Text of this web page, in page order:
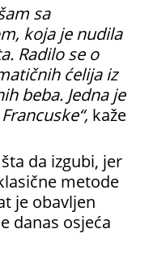
sa
koja je nudila
Radilo se o
ćelija iz
beba. Jedna je
kaže
da izgubi, jer
metode
je obavljen
danas osjeća